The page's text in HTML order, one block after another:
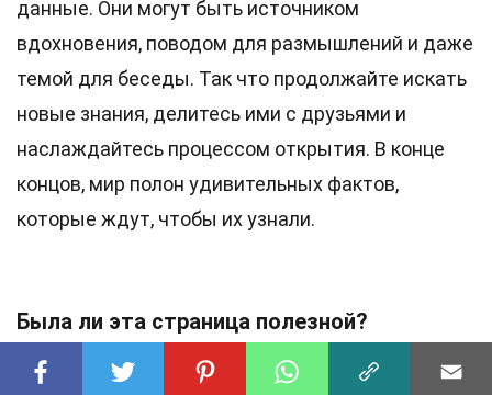
данные. Они могут быть источником
вдохновения, поводом для размышлений и даже
темой для беседы. Так что продолжайте искать
новые знания, делитесь ими с друзьями и
наслаждайтесь процессом открытия. В конце
концов, мир полон удивительных фактов,
которые ждут, чтобы их узнали.
Была ли эта страница полезной?